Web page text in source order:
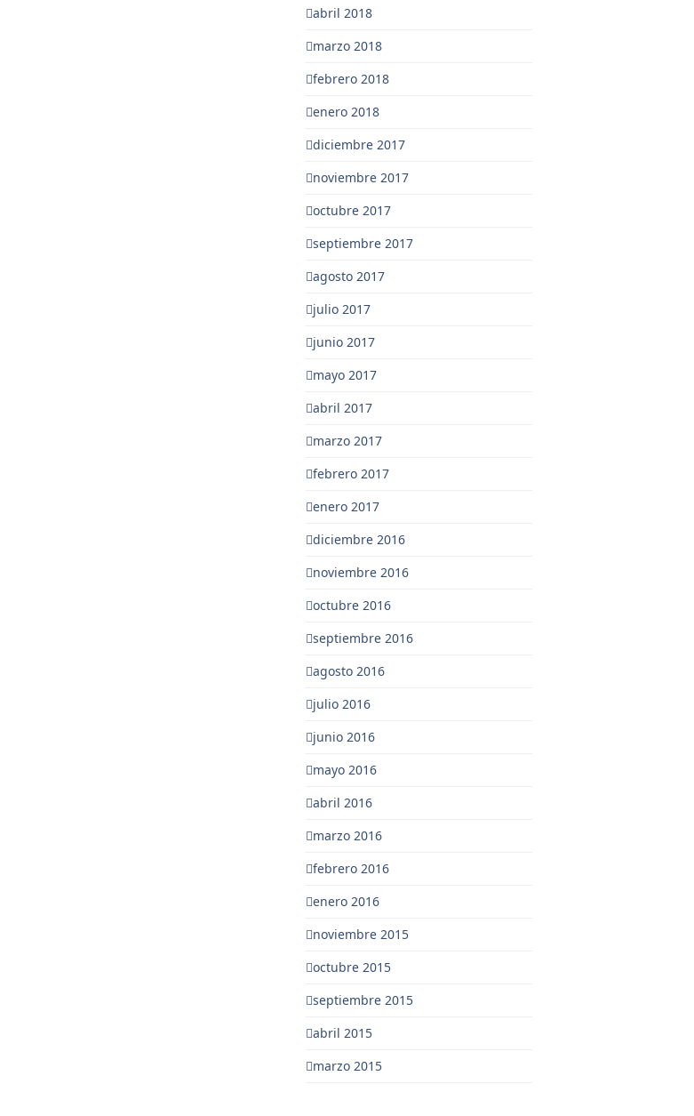
abril 2018
marzo 2018
febrero 2018
enero 2018
diciembre 2017
noviembre 2017
octubre 2017
septiembre 2017
agosto 2017
julio 2017
junio 2017
mayo 2017
abril 2017
marzo 2017
febrero 2017
enero 2017
diciembre 2016
noviembre 2016
octubre 2016
septiembre 2016
agosto 2016
julio 2016
junio 2016
mayo 2016
abril 2016
marzo 2016
febrero 2016
enero 2016
noviembre 2015
octubre 2015
septiembre 2015
abril 2015
marzo 2015